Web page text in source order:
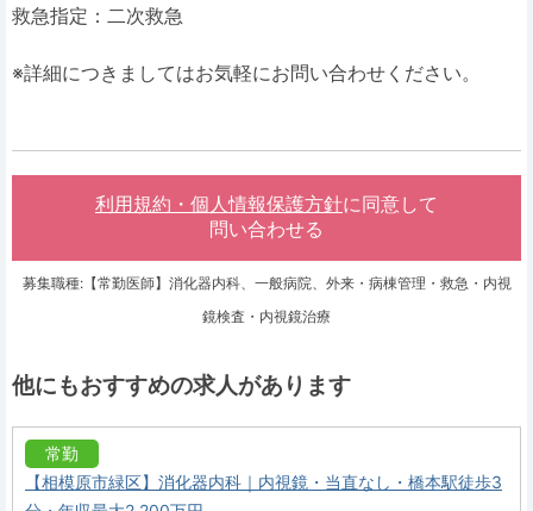
救急指定：二次救急
※詳細につきましてはお気軽にお問い合わせください。
利用規約・個人情報保護方針に同意して
問い合わせる
募集職種:【常勤医師】消化器内科、一般病院、外来・病棟管理・救急・内視
鏡検査・内視鏡治療
他にもおすすめの求人があります
常勤
【相模原市緑区】消化器内科｜内視鏡・当直なし・橋本駅徒歩3